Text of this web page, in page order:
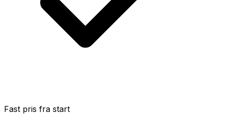
Fast pris fra start